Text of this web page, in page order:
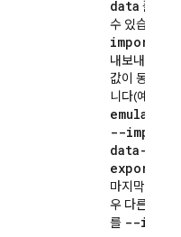
data 플래그
수 있습니다.
import
내보내기 경
값이 동일하
니다(예:
--import=
data-
export-
마지막으로
우 다른 디렉
를 --